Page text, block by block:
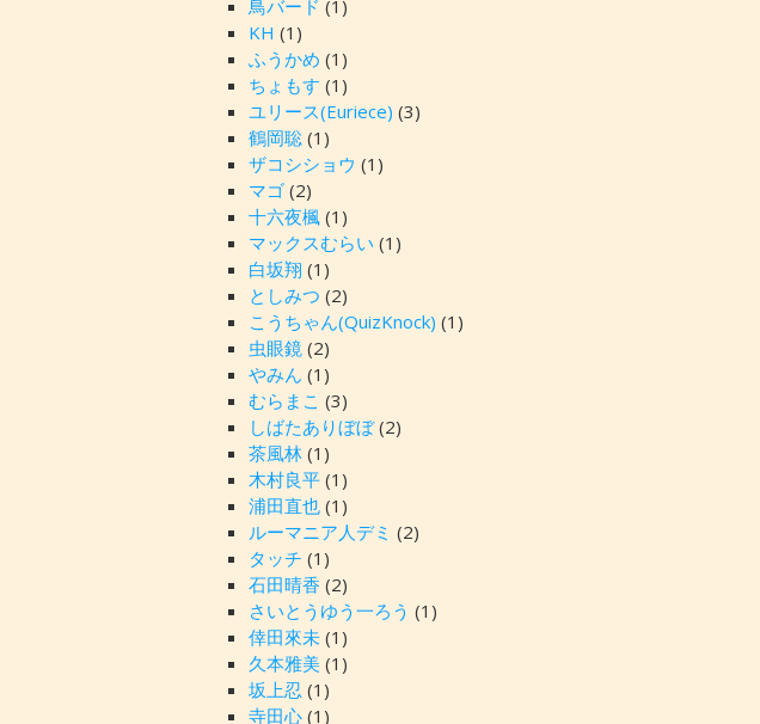
鳥バード (1)
KH (1)
ふうかめ (1)
ちょもす (1)
ユリース(Euriece) (3)
鶴岡聡 (1)
ザコシショウ (1)
マゴ (2)
十六夜楓 (1)
マックスむらい (1)
白坂翔 (1)
としみつ (2)
こうちゃん(QuizKnock) (1)
虫眼鏡 (2)
やみん (1)
むらまこ (3)
しばたありぼぼ(2)
茶風林 (1)
木村良平 (1)
浦田直也 (1)
ルーマニア人デミ (2)
タッチ (1)
石田晴香 (2)
さいとうゆう一ろう (1)
倖田來未 (1)
久本雅美 (1)
坂上忍 (1)
寺田心 (1)